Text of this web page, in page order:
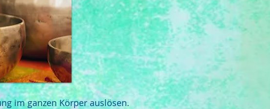
im ganzen Körper auslösen.